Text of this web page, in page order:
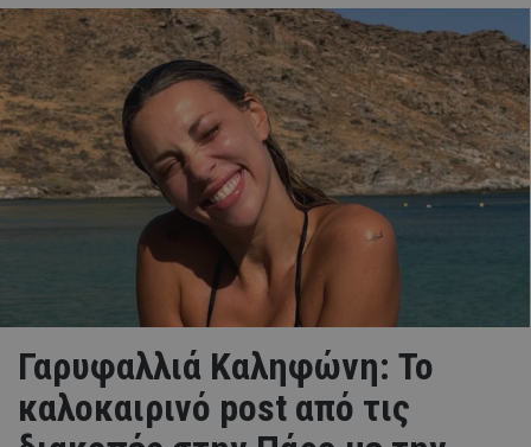
Γαρυφαλλιά Καληφώνη: To
καλοκαιρινό post από τις